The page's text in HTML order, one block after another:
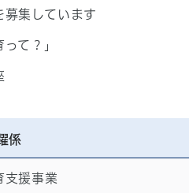
募集しています
て？」
係
支援事業